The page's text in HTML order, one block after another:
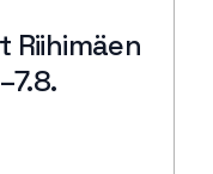
Riihimäen